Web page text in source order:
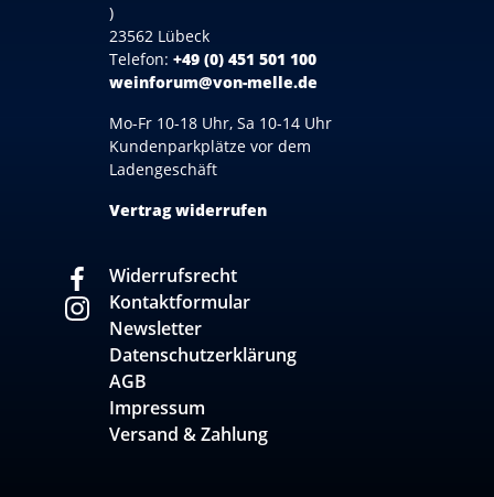
)
23562 Lübeck
Telefon: +49 (0) 451 501 100
weinforum@von-melle.de
Mo-Fr 10-18 Uhr, Sa 10-14 Uhr
Kundenparkplätze vor dem
Ladengeschäft
Vertrag widerrufen
Widerrufsrecht
Kontaktformular
Newsletter
Datenschutzerklärung
AGB
Impressum
Versand & Zahlung